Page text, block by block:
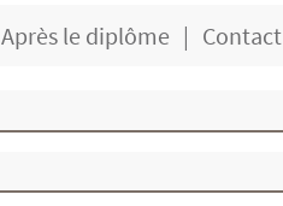
Après le diplôme Contact